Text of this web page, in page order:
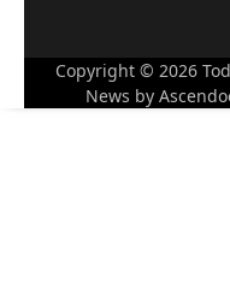
Copyright © 2026
News by